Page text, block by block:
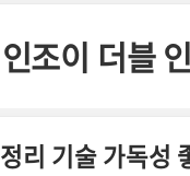
인조이 더블
정리 기술 가독성